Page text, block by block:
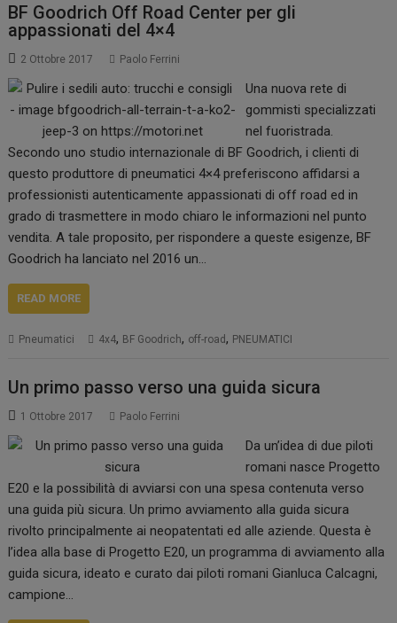
BF Goodrich Off Road Center per gli
appassionati del 4×4
2 Ottobre 2017 Paolo Ferrini
Una nuova rete di
gommisti specializzati
nel fuoristrada.
Secondo uno studio internazionale di BF Goodrich, i clienti di
questo produttore di pneumatici 4×4 preferiscono affidarsi a
professionisti autenticamente appassionati di off road ed in
grado di trasmettere in modo chiaro le informazioni nel punto
vendita. A tale proposito, per rispondere a queste esigenze, BF
Goodrich ha lanciato nel 2016 un…
READ MORE
Pneumatici 4x4, BF Goodrich, off-road, PNEUMATICI
Un primo passo verso una guida sicura
1 Ottobre 2017 Paolo Ferrini
Da un’idea di due piloti
romani nasce Progetto
E20 e la possibilità di avviarsi con una spesa contenuta verso
una guida più sicura. Un primo avviamento alla guida sicura
rivolto principalmente ai neopatentati ed alle aziende. Questa è
l’idea alla base di Progetto E20, un programma di avviamento alla
guida sicura, ideato e curato dai piloti romani Gianluca Calcagni,
campione…